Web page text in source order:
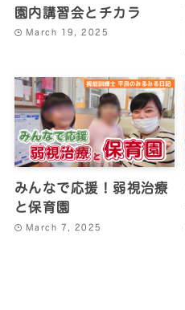
園内講習会とチカラ
March 19, 2025
みんなで応援！弱視治療
と保育園
March 7, 2025